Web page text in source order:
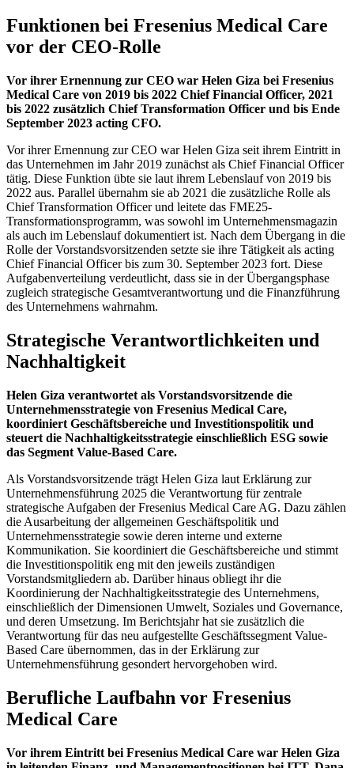
Funktionen bei Fresenius Medical Care
vor der CEO-Rolle
Vor ihrer Ernennung zur CEO war Helen Giza bei Fresenius
Medical Care von 2019 bis 2022 Chief Financial Officer, 2021
bis 2022 zusätzlich Chief Transformation Officer und bis Ende
September 2023 acting CFO.
Vor ihrer Ernennung zur CEO war Helen Giza seit ihrem Eintritt in
das Unternehmen im Jahr 2019 zunächst als Chief Financial Officer
tätig. Diese Funktion übte sie laut ihrem Lebenslauf von 2019 bis
2022 aus. Parallel übernahm sie ab 2021 die zusätzliche Rolle als
Chief Transformation Officer und leitete das FME25-
Transformationsprogramm, was sowohl im Unternehmensmagazin
als auch im Lebenslauf dokumentiert ist. Nach dem Übergang in die
Rolle der Vorstandsvorsitzenden setzte sie ihre Tätigkeit als acting
Chief Financial Officer bis zum 30. September 2023 fort. Diese
Aufgabenverteilung verdeutlicht, dass sie in der Übergangsphase
zugleich strategische Gesamtverantwortung und die Finanzführung
des Unternehmens wahrnahm.
Strategische Verantwortlichkeiten und
Nachhaltigkeit
Helen Giza verantwortet als Vorstandsvorsitzende die
Unternehmensstrategie von Fresenius Medical Care,
koordiniert Geschäftsbereiche und Investitionspolitik und
steuert die Nachhaltigkeitsstrategie einschließlich ESG sowie
das Segment Value-Based Care.
Als Vorstandsvorsitzende trägt Helen Giza laut Erklärung zur
Unternehmensführung 2025 die Verantwortung für zentrale
strategische Aufgaben der Fresenius Medical Care AG. Dazu zählen
die Ausarbeitung der allgemeinen Geschäftspolitik und
Unternehmensstrategie sowie deren interne und externe
Kommunikation. Sie koordiniert die Geschäftsbereiche und stimmt
die Investitionspolitik eng mit den jeweils zuständigen
Vorstandsmitgliedern ab. Darüber hinaus obliegt ihr die
Koordinierung der Nachhaltigkeitsstrategie des Unternehmens,
einschließlich der Dimensionen Umwelt, Soziales und Governance,
und deren Umsetzung. Im Berichtsjahr hat sie zusätzlich die
Verantwortung für das neu aufgestellte Geschäftssegment Value-
Based Care übernommen, das in der Erklärung zur
Unternehmensführung gesondert hervorgehoben wird.
Berufliche Laufbahn vor Fresenius
Medical Care
Vor ihrem Eintritt bei Fresenius Medical Care war Helen Giza